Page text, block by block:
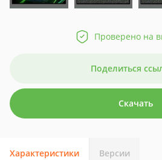
Проверено на
Поделиться
Скачать
Характеристики Версии